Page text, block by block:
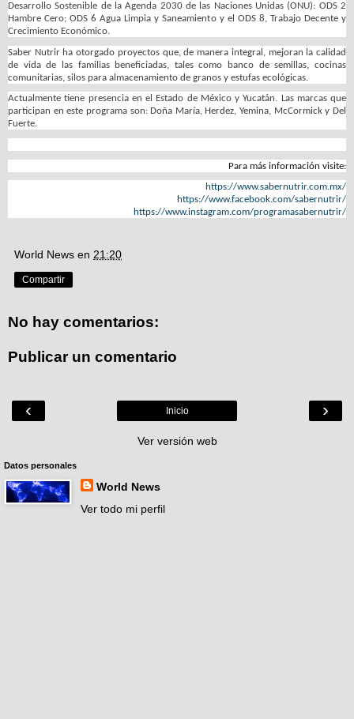
Desarrollo Sostenible de la Agenda 2030 de las Naciones Unidas (ONU): ODS 2
Hambre Cero; ODS 6 Agua Limpia y Saneamiento y el ODS 8, Trabajo Decente y
Crecimiento Económico.
Saber Nutrir ha otorgado proyectos que, de manera integral, mejoran la calidad
de vida de las familias beneficiadas, tales como banco de semillas, cocinas
comunitarias, silos para almacenamiento de granos y estufas ecológicas.
Actualmente tiene presencia en el Estado de México y Yucatán. Las marcas que
participan en este programa son: Doña María, Herdez, Yemina, McCormick y Del
Fuerte.
Para más información visite:
https://www.sabernutrir.com.mx/
https://www.facebook.com/sabernutrir/
https://www.instagram.com/programasabernutrir/
World News en 21:20
Compartir
No hay comentarios:
Publicar un comentario
‹ ›
Inicio
Ver versión web
Datos personales
World News
Ver todo mi perfil